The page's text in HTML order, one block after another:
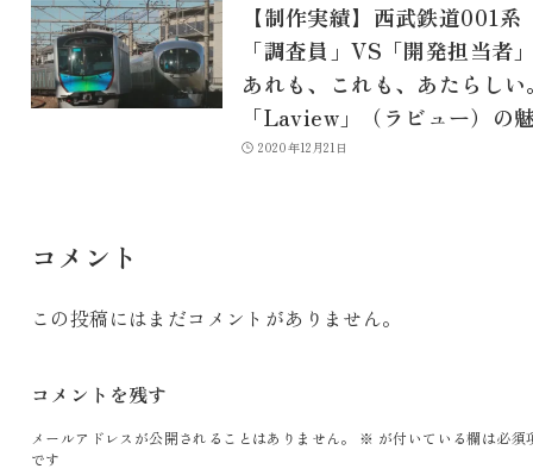
【制作実績】西武鉄道001系
「調査員」VS「開発担当
あれも、これも、あたらしい
「Laview」（ラビュー）の
2020年12月21日
コメント
この投稿にはまだコメントがありません。
コメントを残す
メールアドレスが公開されることはありません。 ※ が付いている欄は必須
です